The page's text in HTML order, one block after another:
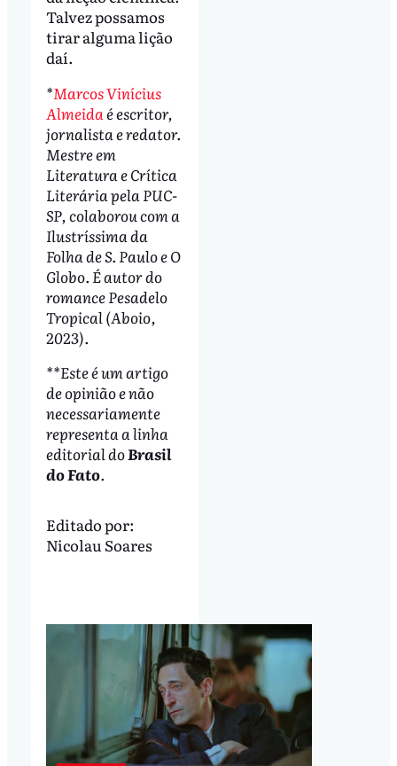
Talvez possamos
tirar alguma lição
daí.
*Marcos Vinícius
Almeida é escritor,
jornalista e redator.
Mestre em
Literatura e Crítica
Literária pela PUC-
SP, colaborou com a
Ilustríssima da
Folha de S. Paulo e O
Globo. É autor do
romance Pesadelo
Tropical (Aboio,
2023).
**Este é um artigo
de opinião e não
necessariamente
representa a linha
editorial doBrasil
do Fato.
Editado por:
Nicolau Soares